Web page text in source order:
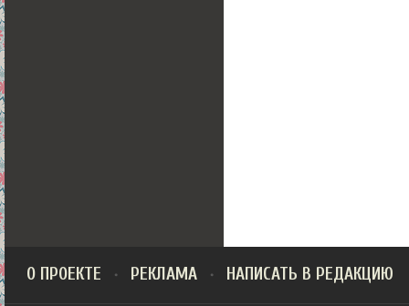
О ПРОЕКТЕ РЕКЛАМА НАПИСАТЬ В РЕДАКЦИЮ